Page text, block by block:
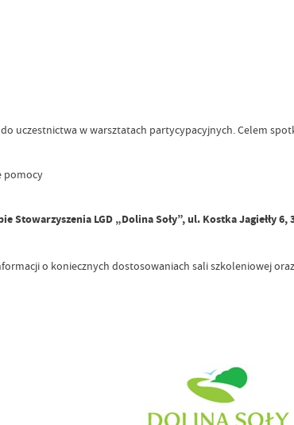
uczestnictwa w warsztatach partycypacyjnych. Celem
pomocy
Stowarzyszenia LGD „Dolina Soły”, ul. Kostka Jagiełły 6,
o koniecznych dostosowaniach sali szkoleniowej